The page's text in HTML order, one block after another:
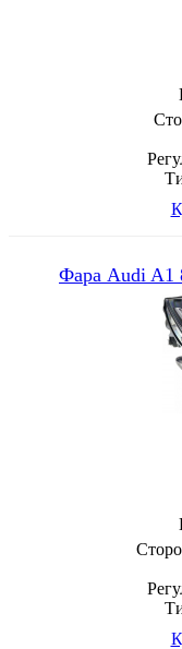
Фара Audi A1